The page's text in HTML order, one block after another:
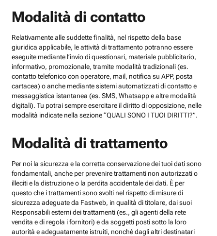
Modalità di contatto
Relativamente alle suddette finalità, nel rispetto della base
giuridica applicabile, le attività di trattamento potranno essere
eseguite mediante l’invio di questionari, materiale pubblicitario,
informativo, promozionale, tramite modalità tradizionali (es.
contatto telefonico con operatore, mail, notifica su APP, posta
cartacea) o anche mediante sistemi automatizzati di contatto e
messaggistica istantanea (es. SMS, Whatsapp e altre modalità
digitali). Tu potrai sempre esercitare il diritto di opposizione, nelle
modalità indicate nella sezione “QUALI SONO I TUOI DIRITTI?”.
Modalità di trattamento
Per noi la sicurezza e la corretta conservazione dei tuoi dati sono
fondamentali, anche per prevenire trattamenti non autorizzati o
illeciti e la distruzione o la perdita accidentale dei dati. È per
questo che i trattamenti sono svolti nel rispetto di misure di
sicurezza adeguate da Fastweb, in qualità di titolare, dai suoi
Responsabili esterni dei trattamenti (es., gli agenti della rete
vendita e di regola i fornitori) e da soggetti posti sotto la loro
autorità e adeguatamente istruiti, nonché dagli altri destinatari